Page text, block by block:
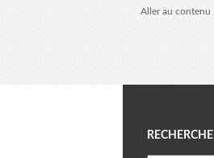
Aller au contenu
M
RECHERCHE